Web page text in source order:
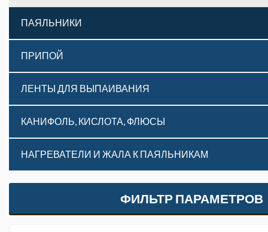
ПАЯЛЬНИКИ
ПРИПОЙ
ЛЕНТЫ ДЛЯ ВЫПАИВАНИЯ
КАНИФОЛЬ, КИСЛОТА, ФЛЮСЫ
НАГРЕВАТЕЛИ И ЖАЛА К ПАЯЛЬНИКАМ
ФИЛЬТР ПАРАМЕТРОВ